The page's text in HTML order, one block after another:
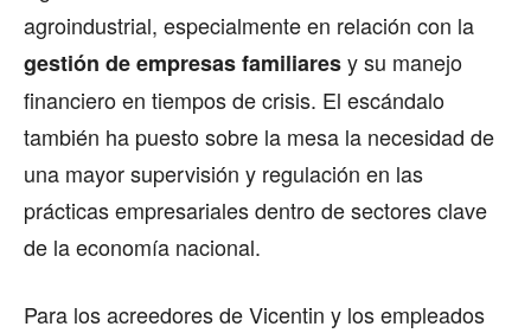
agroindustrial, especialmente en relación con la
gestión de empresas familiaresy su manejo
financiero en tiempos de crisis. El escándalo
también ha puesto sobre la mesa la necesidad de
una mayor supervisión y regulación en las
prácticas empresariales dentro de sectores clave
de la economía nacional.
Para los acreedores de Vicentin y los empleados